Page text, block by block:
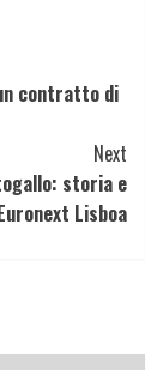
contratto di
Next
storia e
Lisboa